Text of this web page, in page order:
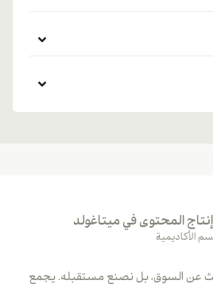
المحتوى في ميتاغولد
الأكاديمية
عن السوق، بل نصنع مستقبله. يجمع